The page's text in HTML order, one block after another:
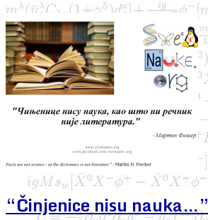
“Činjenice nisu nauka…”